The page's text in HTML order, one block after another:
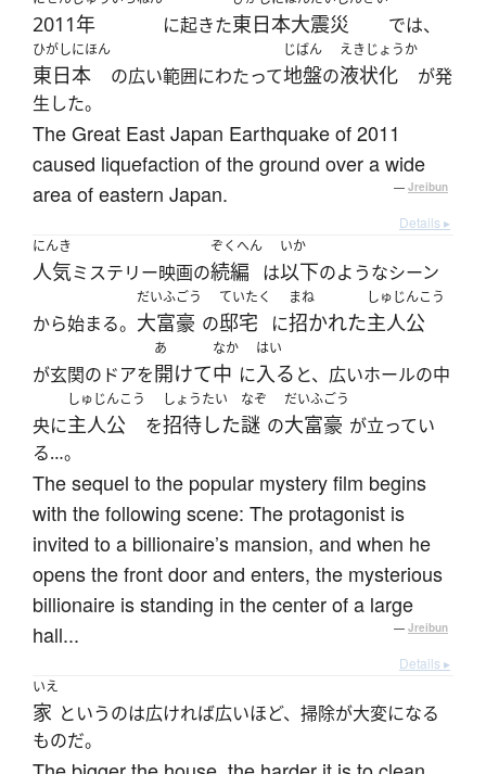
2011年 に起きた東日本大震災 では、
ひがしにほん
東日本 の広い範囲にわたって
じばん
地盤の
えきじょうか
液状化
が発
生した。
The Great East Japan Earthquake of 2011
caused liquefaction of the ground over a wide
area of eastern Japan.
— Jreibun
Details ▸
にんき
人気ミステリー映画の
ぞくへん
続編 は
いか
以下のようなシーン
から始まる。
だいふごう
大富豪 の
ていたく
邸宅 に
まね
招かれた
しゅじんこう
主人公
が玄関のドアを
あ
開けて
なか
中 に
はい
入る と、広いホールの中
央に
しゅじんこう
主人公 を
しょうたい
招待した
なぞ
謎 の
だいふごう
大富豪 が立ってい
る…。
The sequel to the popular mystery film begins
with the following scene: The protagonist is
invited to a billionaire’s mansion, and when he
opens the front door and enters, the mysterious
billionaire is standing in the center of a large
hall...
— Jreibun
Details ▸
いえ
家 というのは広ければ広いほど、掃除が大変になる
ものだ。